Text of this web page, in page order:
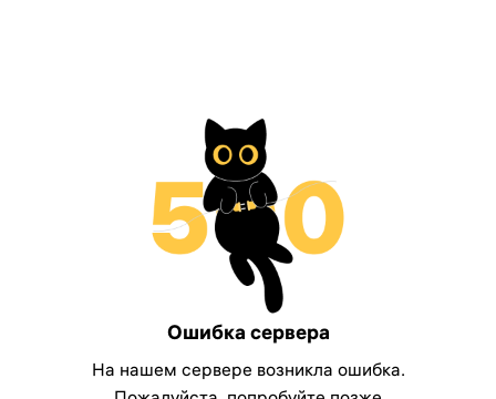
Ошибка сервера
На нашем сервере возникла ошибка.